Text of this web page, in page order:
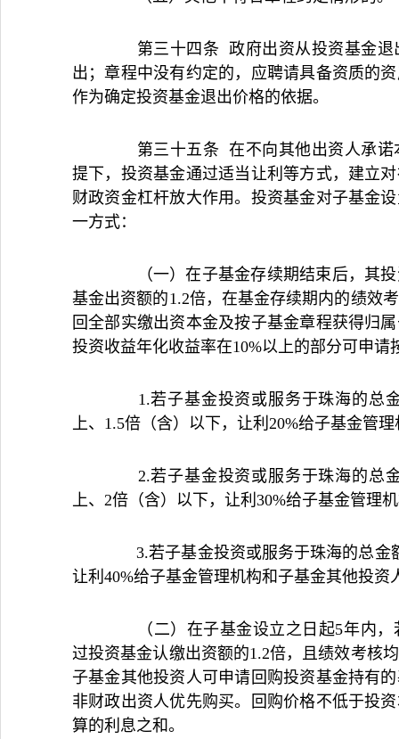
第三十四条 政府出资从投资基金退
出；章程中没有约定的，应聘请具备资质的
作为确定投资基金退出价格的依据。
第三十五条 在不向其他出资人承诺
提下，投资基金通过适当让利等方式，建立
财政资金杠杆放大作用。投资基金对子基金
一方式：
（一）在子基金存续期结束后，其投
基金出资额的1.2倍，在基金存续期内的绩效
回全部实缴出资本金及按子基金章程获得归
投资收益年化收益率在10%以上的部分可申请
1.若子基金投资或服务于珠海的总金
上、1.5倍（含）以下，让利20%给子基金管
2.若子基金投资或服务于珠海的总金
上、2倍（含）以下，让利30%给子基金管理
3.若子基金投资或服务于珠海的总金
让利40%给子基金管理机构和子基金其他投资
（二）在子基金设立之日起5年内，
过投资基金认缴出资额的1.2倍，且绩效考核
子基金其他投资人可申请回购投资基金持有
非财政出资人优先购买。回购价格不低于投
算的利息之和。